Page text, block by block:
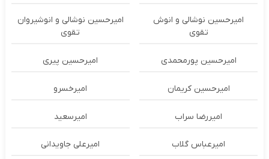
امیرحسین نوشالی و انوش
تقوی
امیرحسین نوشالی و انوشیروان
تقوی
امیرحسین پورمحمدی امیرحسین پیری
امیرحسین کریمان امیرخسرو
امیررضا سراب امیرسعید
امیرعباس گلاب امیرعلی جاویدانی